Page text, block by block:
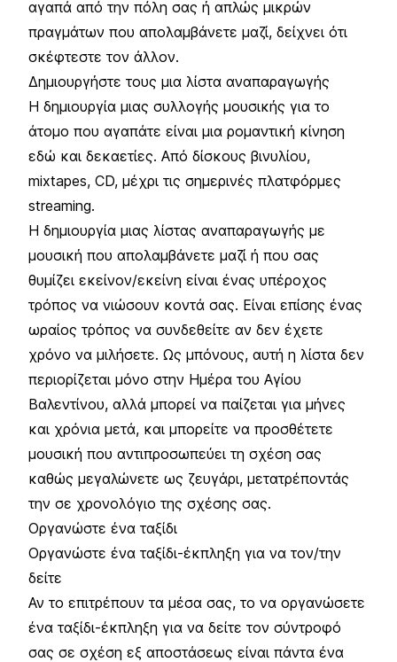
αγαπά από την πόλη σας ή απλώς μικρών
πραγμάτων που απολαμβάνετε μαζί, δείχνει ότι
σκέφτεστε τον άλλον.
Δημιουργήστε τους μια λίστα αναπαραγωγής
Η δημιουργία μιας συλλογής μουσικής για το
άτομο που αγαπάτε είναι μια ρομαντική κίνηση
εδώ και δεκαετίες. Από δίσκους βινυλίου,
mixtapes, CD, μέχρι τις σημερινές πλατφόρμες
streaming.
Η δημιουργία μιας λίστας αναπαραγωγής με
μουσική που απολαμβάνετε μαζί ή που σας
θυμίζει εκείνον/εκείνη είναι ένας υπέροχος
τρόπος να νιώσουν κοντά σας. Είναι επίσης ένας
ωραίος τρόπος να συνδεθείτε αν δεν έχετε
χρόνο να μιλήσετε. Ως μπόνους, αυτή η λίστα δεν
περιορίζεται μόνο στην Ημέρα του Αγίου
Βαλεντίνου, αλλά μπορεί να παίζεται για μήνες
και χρόνια μετά, και μπορείτε να προσθέτετε
μουσική που αντιπροσωπεύει τη σχέση σας
καθώς μεγαλώνετε ως ζευγάρι, μετατρέποντάς
την σε χρονολόγιο της σχέσης σας.
Οργανώστε ένα ταξίδι
Οργανώστε ένα ταξίδι-έκπληξη για να τον/την
δείτε
Αν το επιτρέπουν τα μέσα σας, το να οργανώσετε
ένα ταξίδι-έκπληξη για να δείτε τον σύντροφό
σας σε σχέση εξ αποστάσεως είναι πάντα ένα